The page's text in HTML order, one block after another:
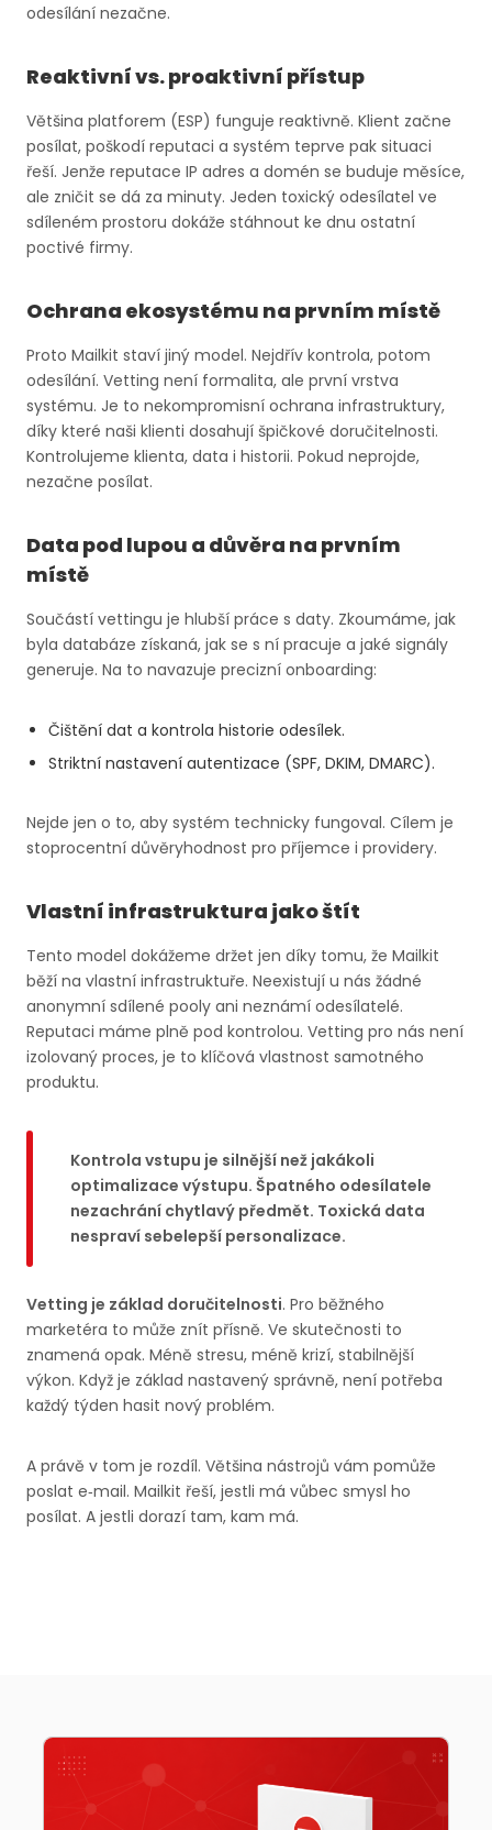
odesílání nezačne.
Reaktivní vs. proaktivní přístup
Většina platforem (ESP) funguje reaktivně. Klient začne
posílat, poškodí reputaci a systém teprve pak situaci
řeší. Jenže reputace IP adres a domén se buduje měsíce,
ale zničit se dá za minuty. Jeden toxický odesílatel ve
sdíleném prostoru dokáže stáhnout ke dnu ostatní
poctivé firmy.
Ochrana ekosystému na prvním místě
Proto Mailkit staví jiný model. Nejdřív kontrola, potom
odesílání. Vetting není formalita, ale první vrstva
systému. Je to nekompromisní ochrana infrastruktury,
díky které naši klienti dosahují špičkové doručitelnosti.
Kontrolujeme klienta, data i historii. Pokud neprojde,
nezačne posílat.
Data pod lupou a důvěra na prvním
místě
Součástí vettingu je hlubší práce s daty. Zkoumáme, jak
byla databáze získaná, jak se s ní pracuje a jaké signály
generuje. Na to navazuje precizní onboarding:
Čištění dat a kontrola historie odesílek.
Striktní nastavení autentizace (SPF, DKIM, DMARC).
Nejde jen o to, aby systém technicky fungoval. Cílem je
stoprocentní důvěryhodnost pro příjemce i providery.
Vlastní infrastruktura jako štít
Tento model dokážeme držet jen díky tomu, že Mailkit
běží na vlastní infrastruktuře. Neexistují u nás žádné
anonymní sdílené pooly ani neznámí odesílatelé.
Reputaci máme plně pod kontrolou. Vetting pro nás není
izolovaný proces, je to klíčová vlastnost samotného
produktu.
Kontrola vstupu je silnější než jakákoli
optimalizace výstupu. Špatného odesílatele
nezachrání chytlavý předmět. Toxická data
nespraví sebelepší personalizace.
Vetting je základ doručitelnosti. Pro běžného
marketéra to může znít přísně. Ve skutečnosti to
znamená opak. Méně stresu, méně krizí, stabilnější
výkon. Když je základ nastavený správně, není potřeba
každý týden hasit nový problém.
A právě v tom je rozdíl. Většina nástrojů vám pomůže
poslat e‑mail. Mailkit řeší, jestli má vůbec smysl ho
posílat. A jestli dorazí tam, kam má.